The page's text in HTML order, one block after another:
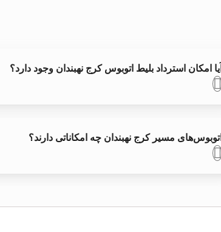
آیا امکان استرداد بلیط اتوبوس کرج نهبندان وجود دارد؟
اتوبوس‌های مسیر کرج نهبندان چه امکاناتی دارند؟